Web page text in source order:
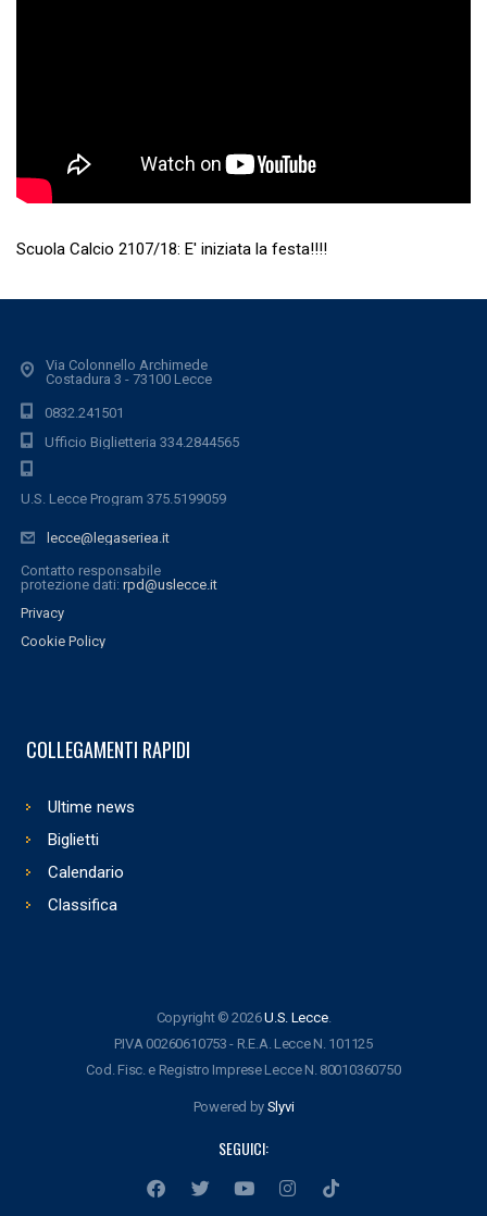
Scuola Calcio 2107/18: E' iniziata la festa!!!!
Via Colonnello Archimede
Costadura 3 - 73100 Lecce
0832.241501
Ufficio Biglietteria 334.2844565
U.S. Lecce Program 375.5199059
lecce@legaseriea.it
Contatto responsabile
protezione dati: rpd@uslecce.it
Privacy
Cookie Policy
COLLEGAMENTI RAPIDI
Ultime news
Biglietti
Calendario
Classifica
Copyright © 2026U.S. Lecce.
P.IVA 00260610753 - R.E.A. Lecce N. 101125
Cod. Fisc. e Registro Imprese Lecce N. 80010360750
Powered by Slyvi
SEGUICI: